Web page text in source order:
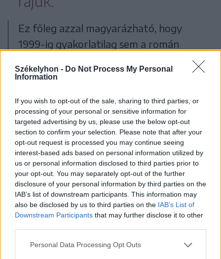
Székelyhon - Do Not Process My Personal
Information
If you wish to opt-out of the sale, sharing to third parties, or
processing of your personal or sensitive information for
targeted advertising by us, please use the below opt-out
section to confirm your selection. Please note that after your
opt-out request is processed you may continue seeing
interest-based ads based on personal information utilized by
us or personal information disclosed to third parties prior to
your opt-out. You may separately opt-out of the further
disclosure of your personal information by third parties on the
IAB’s list of downstream participants. This information may
also be disclosed by us to third parties on the IAB’s List of
Downstream Participants that may further disclose it to other
Personal Data Processing Opt Outs
Ez főleg azzal magyarázható, hogy
1999-ig gyakorlatilag sem a román
foglalkozott Sztálingráddal és a Don-
emlegetni Románia második
világháborús szerepvállalásának eme
szakaszát.